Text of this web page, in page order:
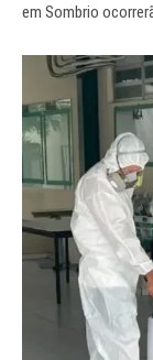
em Sombrio